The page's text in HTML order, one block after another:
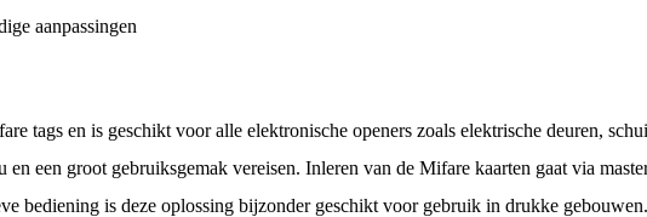
aanpassingen
tags en is geschikt voor alle elektronische openers zoals elektrische deuren,
en een groot gebruiksgemak vereisen. Inleren van de Mifare kaarten gaat via
bediening is deze oplossing bijzonder geschikt voor gebruik in drukke gebouwen.